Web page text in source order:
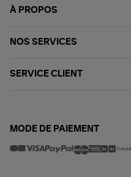
À PROPOS
NOS SERVICES
SERVICE CLIENT
MODE DE PAIEMENT